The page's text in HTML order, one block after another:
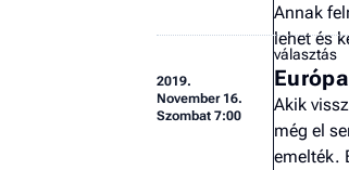
Annak
lehet és
2019.
November 16.
Szombat 7:00
választás
Akik
még el
emelték.